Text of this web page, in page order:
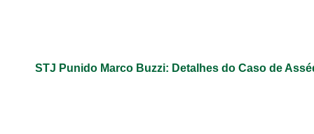
STJ Punido Marco Buzzi: Detalhes do Caso de